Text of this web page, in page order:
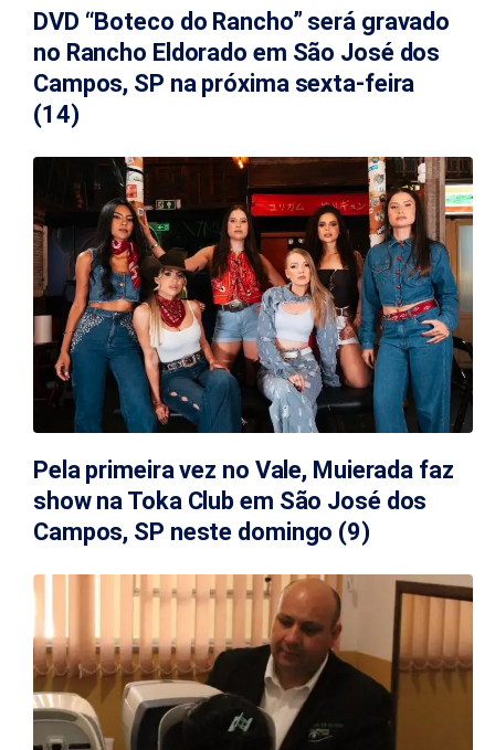
DVD “Boteco do Rancho” será gravado
no Rancho Eldorado em São José dos
Campos, SP na próxima sexta-feira
(14)
Pela primeira vez no Vale, Muierada faz
show na Toka Club em São José dos
Campos, SP neste domingo (9)